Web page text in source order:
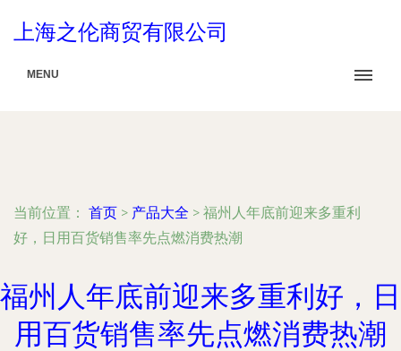
上海之伦商贸有限公司
MENU
当前位置： 首页 > 产品大全 > 福州人年底前迎来多重利
好，日用百货销售率先点燃消费热潮
福州人年底前迎来多重利好，日
用百货销售率先点燃消费热潮